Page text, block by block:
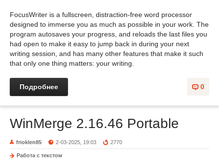
FocusWriter is a fullscreen, distraction-free word processor
designed to immerse you as much as possible in your work. The
program autosaves your progress, and reloads the last files you
had open to make it easy to jump back in during your next
writing session, and has many other features that make it such
that only one thing matters: your writing.
0
Подробнее
WinMerge 2.16.46 Portable
frioklen85 2-03-2025, 19:03 2770
Работа с текстом